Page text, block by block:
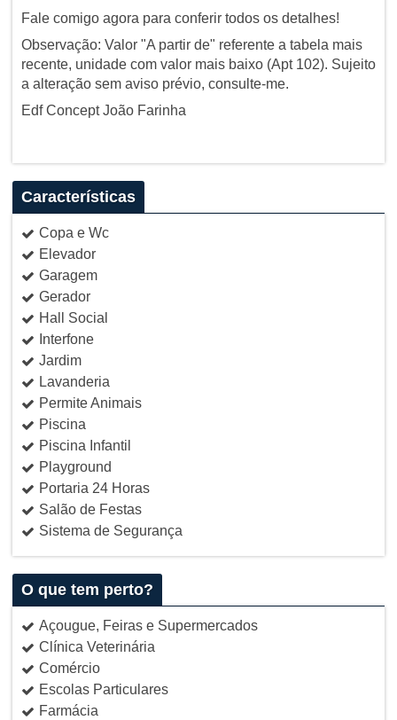
Fale comigo agora para conferir todos os detalhes!
Observação: Valor "A partir de" referente a tabela mais
recente, unidade com valor mais baixo (Apt 102). Sujeito
a alteração sem aviso prévio, consulte-me.
Edf Concept João Farinha
Características
Copa e Wc
Elevador
Garagem
Gerador
Hall Social
Interfone
Jardim
Lavanderia
Permite Animais
Piscina
Piscina Infantil
Playground
Portaria 24 Horas
Salão de Festas
Sistema de Segurança
O que tem perto?
Açougue, Feiras e Supermercados
Clínica Veterinária
Comércio
Escolas Particulares
Farmácia